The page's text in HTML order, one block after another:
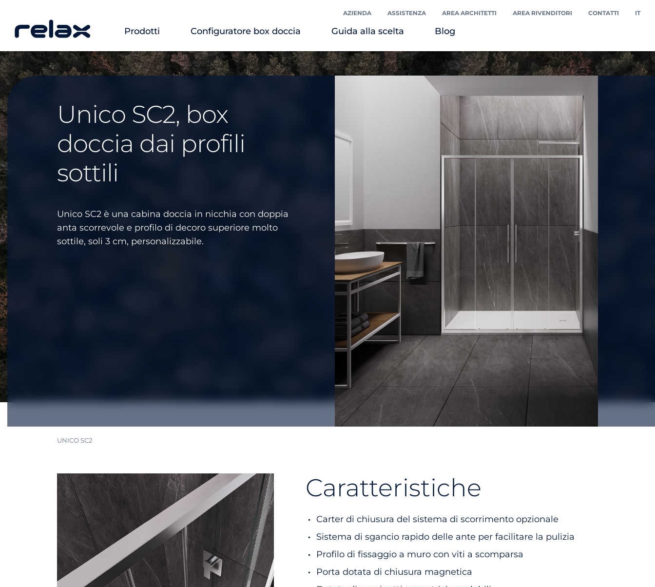
AZIENDA ASSISTENZA AREA ARCHITETTI AREA RIVENDITORI CONTATTI IT
Prodotti Configuratore box doccia Guida alla scelta Blog
Unico SC2, box
doccia dai profili
sottili
Unico SC2 è una cabina doccia in nicchia con doppia
anta scorrevole e profilo di decoro superiore molto
sottile, soli 3 cm, personalizzabile.
UNICO SC2
Caratteristiche
Carter di chiusura del sistema di scorrimento opzionale
Sistema di sgancio rapido delle ante per facilitare la pulizia
Profilo di fissaggio a muro con viti a scomparsa
Porta dotata di chiusura magnetica